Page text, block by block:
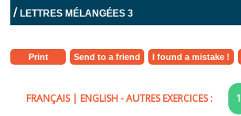
/LETTRES MÉLANGÉES 3
Print Send to a friend I found a mistake !
FRANÇAIS| ENGLISH- AUTRES EXERCICES : 1